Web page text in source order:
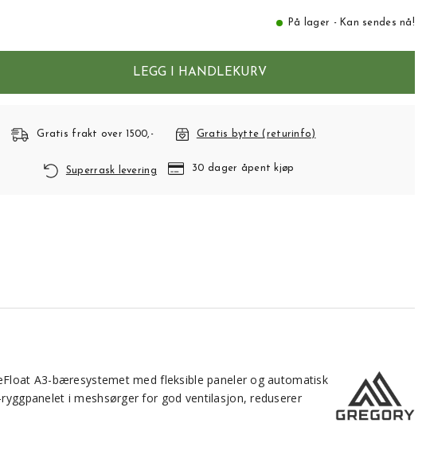
På lager - Kan sendes nå!
LEGG I HANDLEKURV
Gratis frakt over 1500,- Gratis bytte (returinfo)
Superrask levering 30 dager åpent kjøp
A3-bæresystemet med fleksible paneler og automatisk
i meshsørger for god ventilasjon, reduserer